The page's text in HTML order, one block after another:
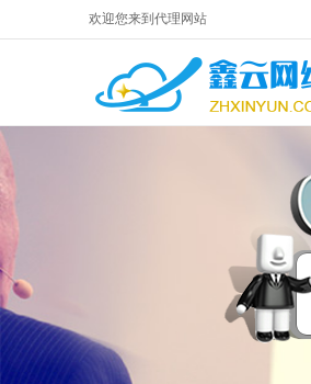
欢迎您来到代理网站